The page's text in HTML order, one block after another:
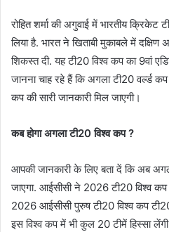
रोहित शर्मा की अगुवाई में भारतीय
लिया है. भारत ने खिताबी मुकाबले में दक्षिण
शिकस्त दी. यह टी20 विश्व कप का 9वां
जानना चाह रहे हैं कि अगला टी20 वर्ल्ड
कप की सारी जानकारी मिल जाएगी।
कब होगा अगला टी20 विश्व कप ?
आपकी जानकारी के लिए बता दें कि अब
जाएगा. आईसीसी ने 2026 टी20 विश्व कप
2026 आईसीसी पुरुष टी20 विश्व कप
इस विश्व कप में भी कुल 20 टीमें हिस्सा